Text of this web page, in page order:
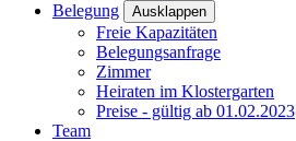
Belegung
Ausklappen
Freie Kapazitäten
Belegungsanfrage
Zimmer
Heiraten im Klostergarten
Preise - gültig ab 01.02.2023
Team